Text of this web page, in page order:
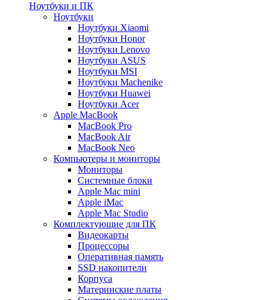
Ноутбуки и ПК
Ноутбуки
Ноутбуки Xiaomi
Ноутбуки Honor
Ноутбуки Lenovo
Ноутбуки ASUS
Ноутбуки MSI
Ноутбуки Machenike
Ноутбуки Huawei
Ноутбуки Acer
Apple MacBook
MacBook Pro
MacBook Air
MacBook Neo
Компьютеры и мониторы
Мониторы
Системные блоки
Apple Mac mini
Apple iMac
Apple Mac Studio
Комплектующие для ПК
Видеокарты
Процессоры
Оперативная память
SSD накопители
Корпуса
Материнские платы